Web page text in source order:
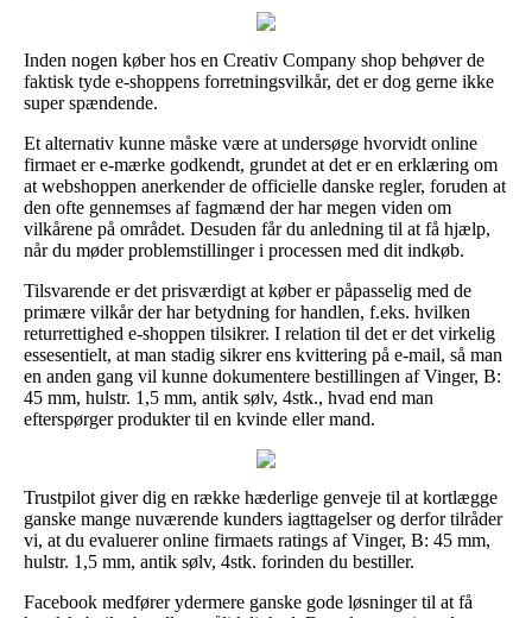
Inden nogen køber hos en Creativ Company shop behøver de
faktisk tyde e-shoppens forretningsvilkår, det er dog gerne ikke
super spændende.
Et alternativ kunne måske være at undersøge hvorvidt online
firmaet er e-mærke godkendt, grundet at det er en erklæring om
at webshoppen anerkender de officielle danske regler, foruden at
den ofte gennemses af fagmænd der har megen viden om
vilkårene på området. Desuden får du anledning til at få hjælp,
når du møder problemstillinger i processen med dit indkøb.
Tilsvarende er det prisværdigt at køber er påpasselig med de
primære vilkår der har betydning for handlen, f.eks. hvilken
returrettighed e-shoppen tilsikrer. I relation til det er det virkelig
essesentielt, at man stadig sikrer ens kvittering på e-mail, så man
en anden gang vil kunne dokumentere bestillingen af Vinger, B:
45 mm, hulstr. 1,5 mm, antik sølv, 4stk., hvad end man
efterspørger produkter til en kvinde eller mand.
Trustpilot giver dig en række hæderlige genveje til at kortlægge
ganske mange nuværende kunders iagttagelser og derfor tilråder
vi, at du evaluerer online firmaets ratings af Vinger, B: 45 mm,
hulstr. 1,5 mm, antik sølv, 4stk. forinden du bestiller.
Facebook medfører ydermere ganske gode løsninger til at få